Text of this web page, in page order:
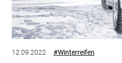
12.09.2022 #Winterreifen